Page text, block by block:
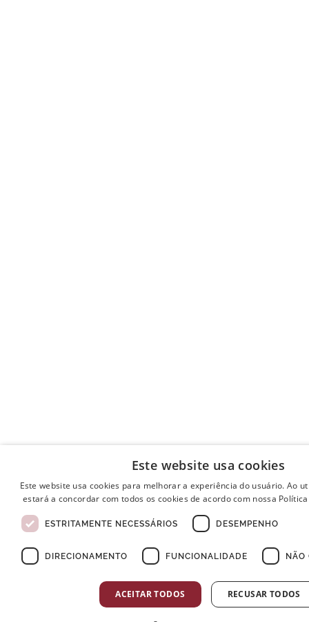
Este website usa cookies
Este website usa cookies para melhorar a experiência do usuário. Ao
estará a concordar com todos os cookies de acordo com nossa
ESTRITAMENTE NECESSÁRIOS DESEMPENHO
DIRECIONAMENTO FUNCIONALIDADE NÃO
ACEITAR TODOS RECUSAR TODOS